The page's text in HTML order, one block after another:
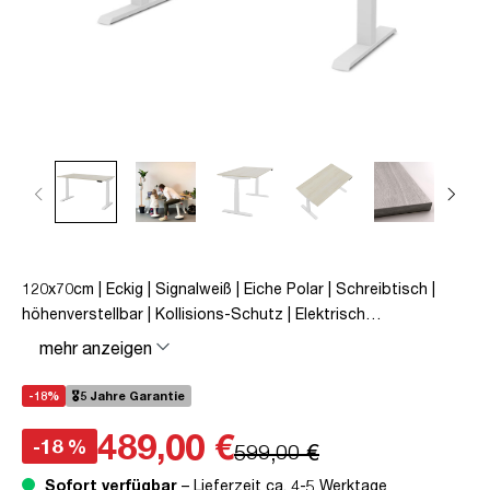
120x70cm | Eckig | Signalweiß | Eiche Polar | Schreibtisch |
höhenverstellbar | Kollisions-Schutz | Elektrisch
höhenverstellbar | Familiengerecht | Verriegelungsfunktion |
Metall | Holz | Weiß | Beige | 5 Jahre Herstellergarantie |
unmontiert | TÜV© geprüfte Ergonomie | TÜV© mobiles
mehr anzeigen
-18% 🎖️5 Jahre Garantie
-18 % 489,00 €599,00 €
Sofort verfügbar – Lieferzeit ca. 4-5 Werktage